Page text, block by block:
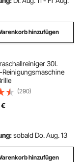
hinzufügen
30L
Reinigungsmaschine
(290)
€
sobald Do. Aug. 13
hinzufügen